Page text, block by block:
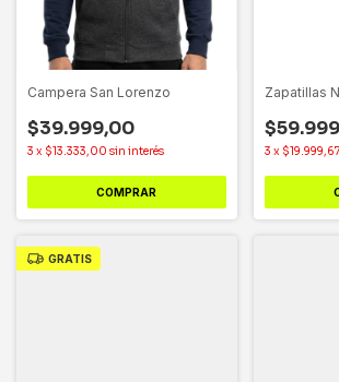
Campera San Lorenzo
$39.999,00
3 x $13.333,00 sin interés
COMPRAR
Zapatillas
3 x $19.999,67
GRATIS